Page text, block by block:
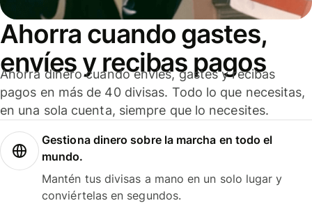
Ahorra cuando gastes,
envíes y recibas pagos
Ahorra dinero cuando envíes, gastes y recibas
pagos en más de 40 divisas. Todo lo que necesitas,
en una sola cuenta, siempre que lo necesites.
Gestiona dinero sobre la marcha en todo el
mundo.
Mantén tus divisas a mano en un solo lugar y
conviértelas en segundos.